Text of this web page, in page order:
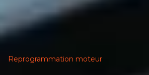
Reprogrammation moteur